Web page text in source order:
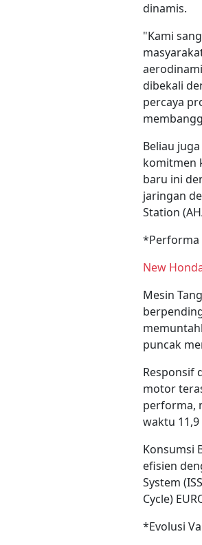
dinamis.
"Kami
dibekali
percaya
Beliau
komitmen
baru ini
jaringan
Station
*Performa
New
Mesin
puncak
Responsif
motor
performa,
waktu
Konsumsi
efisien
System
Cycle)
*Evolusi